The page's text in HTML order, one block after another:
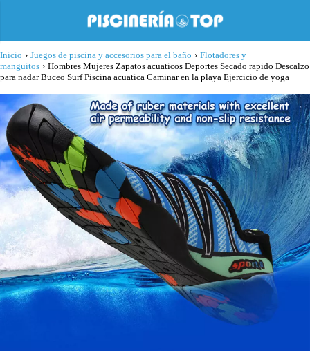
Inicio › Juegos de piscina y accesorios para el baño › Flotadores y
manguitos › Hombres Mujeres Zapatos acuaticos Deportes Secado rapido Descalzo
para nadar Buceo Surf Piscina acuatica Caminar en la playa Ejercicio de yoga